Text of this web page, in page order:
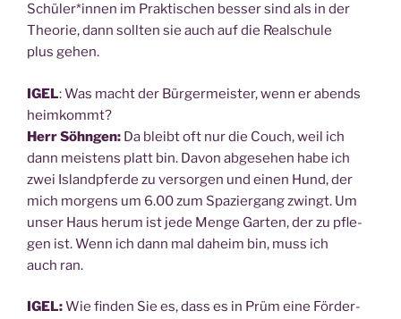
Schüler*innen im Prak­ti­schen bes­ser sind als in der
Theo­rie, dann soll­ten sie auch auf die Real­schu­le
plus gehen.
IGEL: Was macht der Bür­ger­meis­ter, wenn er abends
heim­kommt?
Herr Söhn­gen: Da bleibt oft nur die Couch, weil ich
dann meis­tens platt bin. Davon abge­se­hen habe ich
zwei Island­pfer­de zu ver­sor­gen und einen Hund, der
mich mor­gens um 6.00 zum Spa­zier­gang zwingt. Um
unser Haus her­um ist jede Men­ge Gar­ten, der zu pfle­
gen ist. Wenn ich dann mal daheim bin, muss ich
auch ran.
IGEL:Wie fin­den Sie es, dass es in Prüm eine För­der­